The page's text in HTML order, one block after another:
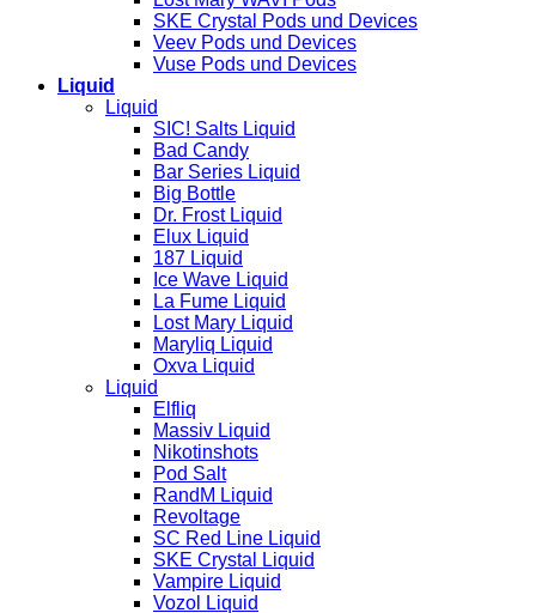
SKE Crystal Pods und Devices
Veev Pods und Devices
Vuse Pods und Devices
Liquid
Liquid
SIC! Salts Liquid
Bad Candy
Bar Series Liquid
Big Bottle
Dr. Frost Liquid
Elux Liquid
187 Liquid
Ice Wave Liquid
La Fume Liquid
Lost Mary Liquid
Maryliq Liquid
Oxva Liquid
Liquid
Elfliq
Massiv Liquid
Nikotinshots
Pod Salt
RandM Liquid
Revoltage
SC Red Line Liquid
SKE Crystal Liquid
Vampire Liquid
Vozol Liquid